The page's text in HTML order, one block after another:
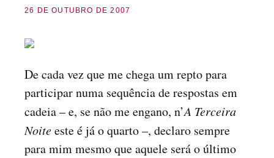
26 DE OUTUBRO DE 2007
De cada vez que me chega um repto para
participar numa sequência de respostas em
cadeia – e, se não me engano, n’A Terceira
Noiteeste é já o quarto –, declaro sempre
para mim mesmo que aquele será o último